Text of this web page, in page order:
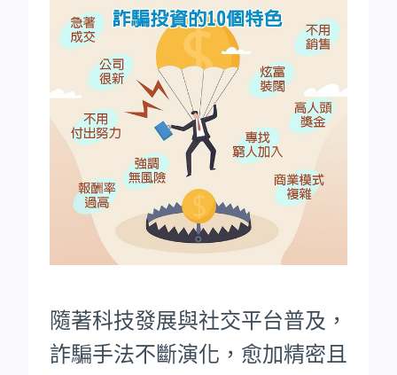
隨著科技發展與社交平台普及，
詐騙手法不斷演化，愈加精密且